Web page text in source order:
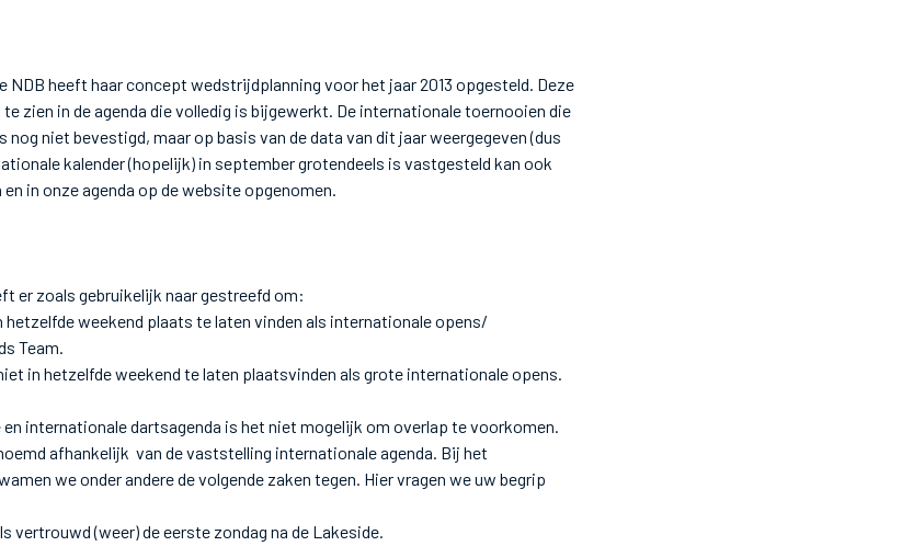
NDB heeft haar concept wedstrijdplanning voor het jaar 2013 opgesteld. Deze
te zien in de agenda die volledig is bijgewerkt. De internationale toernooien die
nog niet bevestigd, maar op basis van de data van dit jaar weergegeven (dus
kalender (hopelijk) in september grotendeels is vastgesteld kan ook
in onze agenda op de website opgenomen.
er zoals gebruikelijk naar gestreefd om:
weekend plaats te laten vinden als internationale opens/
Team.
in hetzelfde weekend te laten plaatsvinden als grote internationale opens.
en internationale dartsagenda is het niet mogelijk om overlap te voorkomen.
afhankelijk van de vaststelling internationale agenda. Bij het
we onder andere de volgende zaken tegen. Hier vragen we uw begrip
vertrouwd (weer) de eerste zondag na de Lakeside.